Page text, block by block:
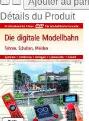
Détails du Produit